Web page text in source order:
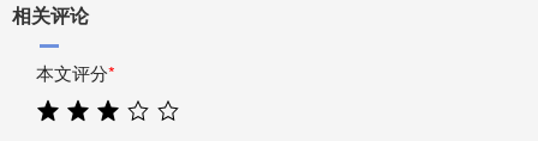
相关评论
本文评分*